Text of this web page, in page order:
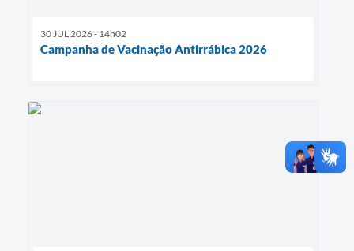
30 JUL 2026 - 14h02
Campanha de Vacinação Antirrábica 2026